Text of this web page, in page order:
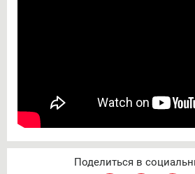
Поделиться в